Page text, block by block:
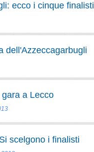
ecco i cinque finalisti
dell'Azzeccagarbugli
a Lecco
scelgono i finalisti